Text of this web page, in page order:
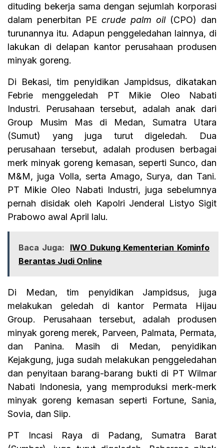
dituding bekerja sama dengan sejumlah korporasi
dalam penerbitan PE crude palm oil(CPO) dan
turunannya itu. Adapun penggeledahan lainnya, di
lakukan di delapan kantor perusahaan produsen
minyak goreng.
Di Bekasi, tim penyidikan Jampidsus, dikatakan
Febrie menggeledah PT Mikie Oleo Nabati
Industri. Perusahaan tersebut, adalah anak dari
Group Musim Mas di Medan, Sumatra Utara
(Sumut) yang juga turut digeledah. Dua
perusahaan tersebut, adalah produsen berbagai
merk minyak goreng kemasan, seperti Sunco, dan
M&M, juga Volla, serta Amago, Surya, dan Tani.
PT Mikie Oleo Nabati Industri, juga sebelumnya
pernah disidak oleh Kapolri Jenderal Listyo Sigit
Prabowo awal April lalu.
Baca Juga:
IWO Dukung Kementerian Kominfo
Berantas Judi Online
Di Medan, tim penyidikan Jampidsus, juga
melakukan geledah di kantor Permata Hijau
Group. Perusahaan tersebut, adalah produsen
minyak goreng merek, Parveen, Palmata, Permata,
dan Panina. Masih di Medan, penyidikan
Kejakgung, juga sudah melakukan penggeledahan
dan penyitaan barang-barang bukti di PT Wilmar
Nabati Indonesia, yang memproduksi merk-merk
minyak goreng kemasan seperti Fortune, Sania,
Sovia, dan Siip.
PT Incasi Raya di Padang, Sumatra Barat